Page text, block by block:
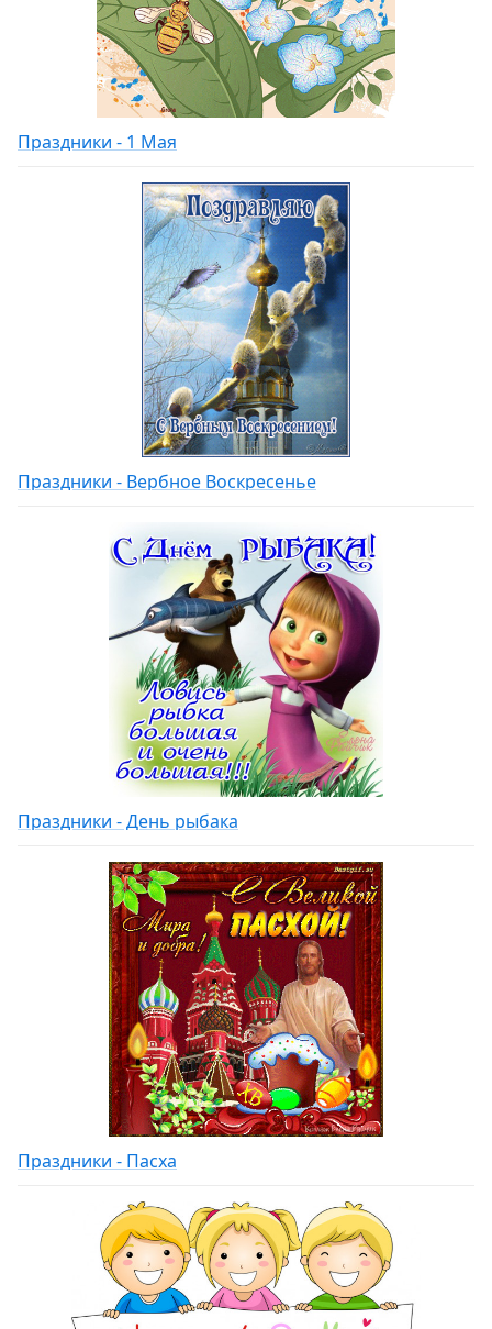
Праздники - 1 Мая
Праздники - Вербное Воскресенье
Праздники - День рыбака
Праздники - Пасха